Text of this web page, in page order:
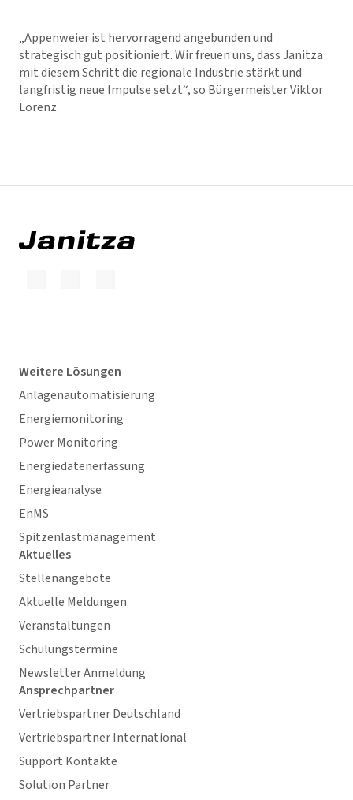
„Appenweier ist hervorragend angebunden und
strategisch gut positioniert. Wir freuen uns, dass Janitza
mit diesem Schritt die regionale Industrie stärkt und
langfristig neue Impulse setzt“, so Bürgermeister Viktor
Lorenz.
Weitere Lösungen
Anlagenautomatisierung
Energiemonitoring
Power Monitoring
Energiedatenerfassung
Energieanalyse
EnMS
Spitzenlastmanagement
Aktuelles
Stellenangebote
Aktuelle Meldungen
Veranstaltungen
Schulungstermine
Newsletter Anmeldung
Ansprechpartner
Vertriebspartner Deutschland
Vertriebspartner International
Support Kontakte
Solution Partner